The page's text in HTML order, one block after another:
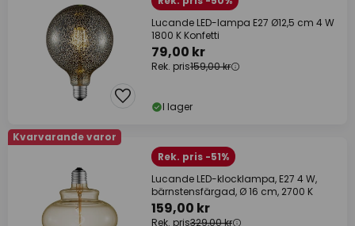
Lucande LED-lampa E27 Ø12,5 cm 4 W
1800 K Konfetti
79,00 kr
Rek. pris159,00 kr
I lager
Kvarvarande varor
Rek. pris -51%
Lucande LED-klocklampa, E27 4 W,
bärnstensfärgad, Ø 16 cm, 2700 K
159,00 kr
Rek. pris329,00 kr